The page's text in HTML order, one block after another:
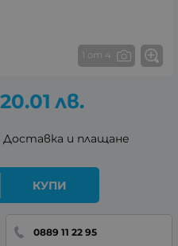
1 от 4
20.01 лв.
Доставка и плащане
КУПИ
0889 11 22 95